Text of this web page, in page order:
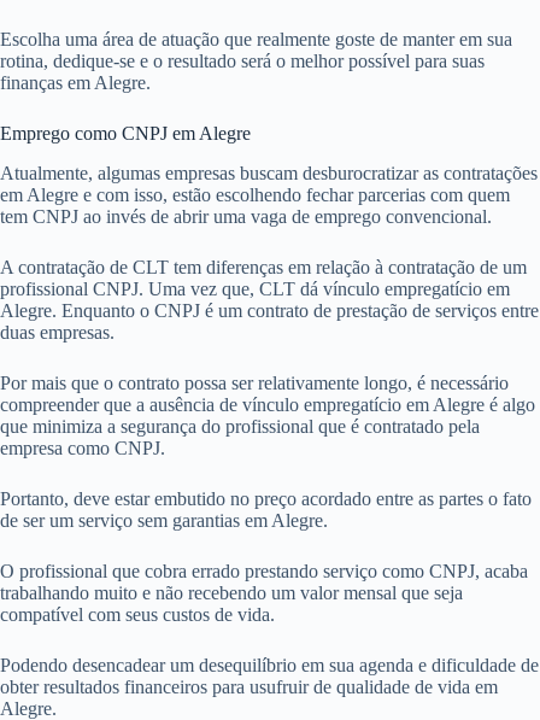
Escolha uma área de atuação que realmente goste de manter em sua
rotina, dedique-se e o resultado será o melhor possível para suas
finanças em Alegre.
Emprego como CNPJ em Alegre
Atualmente, algumas empresas buscam desburocratizar as contratações
em Alegre e com isso, estão escolhendo fechar parcerias com quem
tem CNPJ ao invés de abrir uma vaga de emprego convencional.
A contratação de CLT tem diferenças em relação à contratação de um
profissional CNPJ. Uma vez que, CLT dá vínculo empregatício em
Alegre. Enquanto o CNPJ é um contrato de prestação de serviços entre
duas empresas.
Por mais que o contrato possa ser relativamente longo, é necessário
compreender que a ausência de vínculo empregatício em Alegre é algo
que minimiza a segurança do profissional que é contratado pela
empresa como CNPJ.
Portanto, deve estar embutido no preço acordado entre as partes o fato
de ser um serviço sem garantias em Alegre.
O profissional que cobra errado prestando serviço como CNPJ, acaba
trabalhando muito e não recebendo um valor mensal que seja
compatível com seus custos de vida.
Podendo desencadear um desequilíbrio em sua agenda e dificuldade de
obter resultados financeiros para usufruir de qualidade de vida em
Alegre.